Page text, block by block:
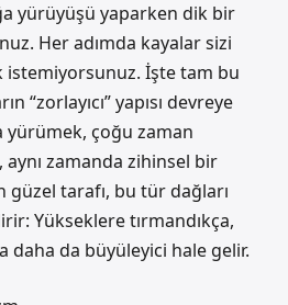
yürüyüşü yaparken dik bir
Her adımda kayalar sizi
istemiyorsunuz. İşte tam bu
“zorlayıcı” yapısı devreye
yürümek, çoğu zaman
aynı zamanda zihinsel bir
güzel tarafı, bu tür dağları
Yükseklere tırmandıkça,
daha da büyüleyici hale gelir.